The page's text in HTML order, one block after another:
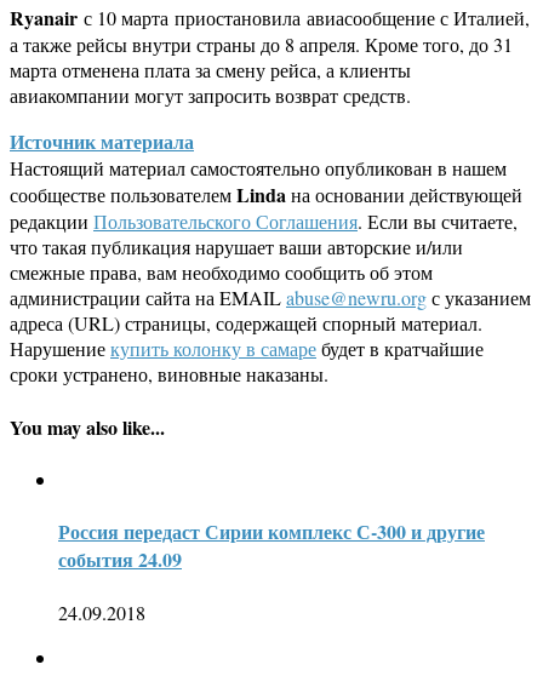
Ryanair с 10 марта приостановила авиасообщение с Италией,
а также рейсы внутри страны до 8 апреля. Кроме того, до 31
марта отменена плата за смену рейса, а клиенты
авиакомпании могут запросить возврат средств.
Источник материала
Настоящий материал самостоятельно опубликован в нашем
сообществе пользователемLindaна основании действующей
редакции Пользовательского Соглашения. Если вы считаете,
что такая публикация нарушает ваши авторские и/или
смежные права, вам необходимо сообщить об этом
администрации сайта на EMAILabuse@newru.orgс указанием
адреса (URL) страницы, содержащей спорный материал.
Нарушениекупить колонку в самаребудет в кратчайшие
сроки устранено, виновные наказаны.
You may also like...
Россия передаст Сирии комплекс С-300 и другие
события 24.09
24.09.2018